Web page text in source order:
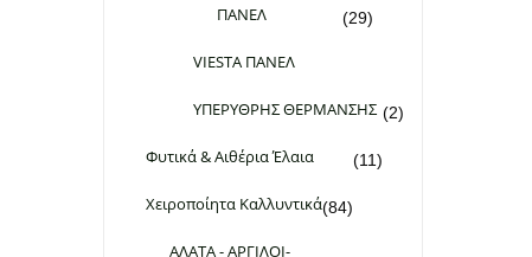
ΠΑΝΕΛ (29)
VIESTA ΠΑΝΕΛ
ΥΠΕΡΥΘΡΗΣ ΘΕΡΜΑΝΣΗΣ (2)
Φυτικά & Αιθέρια Έλαια (11)
Χειροποίητα Καλλυντικά(84)
ΑΛΑΤΑ - ΑΡΓΙΛΟΙ-